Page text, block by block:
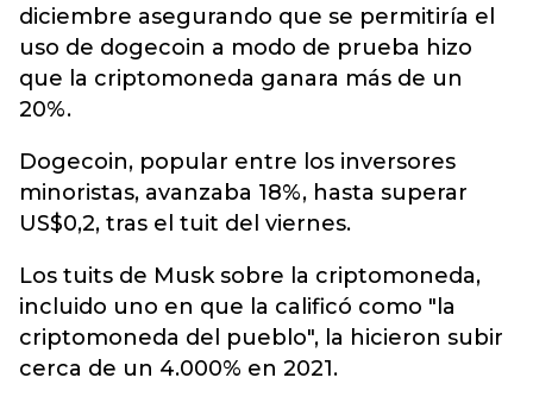
diciembre asegurando que se permitiría el
uso de dogecoin a modo de prueba hizo
que la criptomoneda ganara más de un
20%.
Dogecoin, popular entre los inversores
minoristas, avanzaba 18%, hasta superar
US$0,2, tras el tuit del viernes.
Los tuits de Musk sobre la criptomoneda,
incluido uno en que la calificó como "la
criptomoneda del pueblo", la hicieron subir
cerca de un 4.000% en 2021.